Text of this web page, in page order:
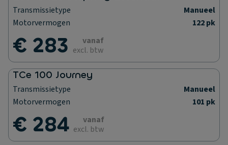
Transmissietype
Manueel
Motorvermogen
122 pk
€ 283
vanaf
excl. btw
TCe 100 Journey
Transmissietype
Manueel
Motorvermogen
101 pk
€ 284
vanaf
excl. btw